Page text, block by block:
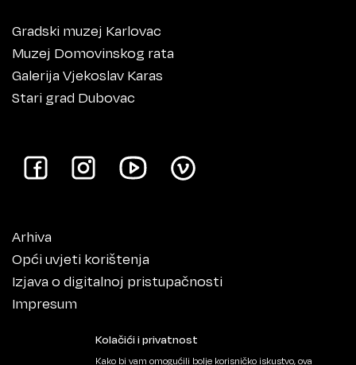
Gradski muzej Karlovac
Muzej Domovinskog rata
Galerija Vjekoslav Karas
Stari grad Dubovac
Arhiva
Opći uvjeti korištenja
Izjava o digitalnoj pristupačnosti
Impresum
Kolačići i privatnost
Kako bi vam omogućili bolje korisničko iskustvo, ova